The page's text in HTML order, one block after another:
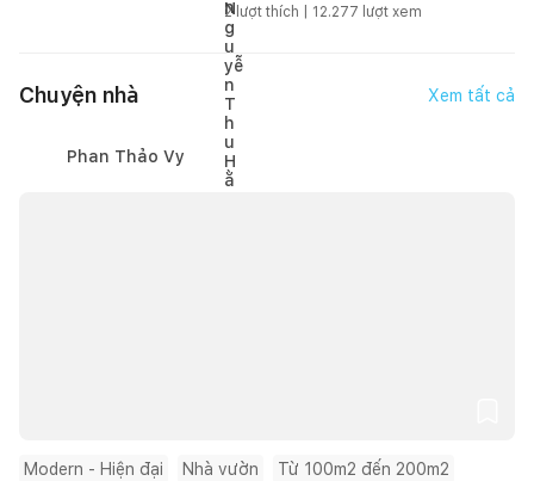
2lượt thích | 12.277 lượt xem
Chuyện nhà Xem tất cả
Phan Thảo Vy
Modern - Hiện đại Nhà vườn Từ 100m2 đến 200m2